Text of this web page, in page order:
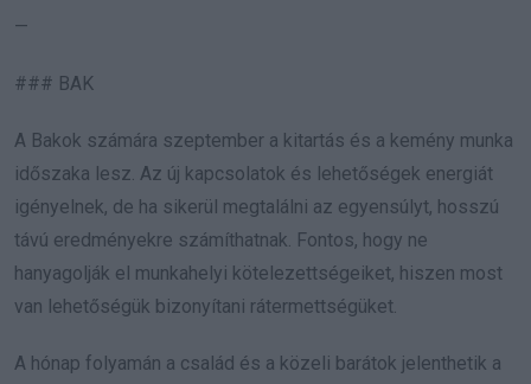
—
### BAK
A Bakok számára szeptember a kitartás és a kemény munka
időszaka lesz. Az új kapcsolatok és lehetőségek energiát
igényelnek, de ha sikerül megtalálni az egyensúlyt, hosszú
távú eredményekre számíthatnak. Fontos, hogy ne
hanyagolják el munkahelyi kötelezettségeiket, hiszen most
van lehetőségük bizonyítani rátermettségüket.
A hónap folyamán a család és a közeli barátok jelenthetik a